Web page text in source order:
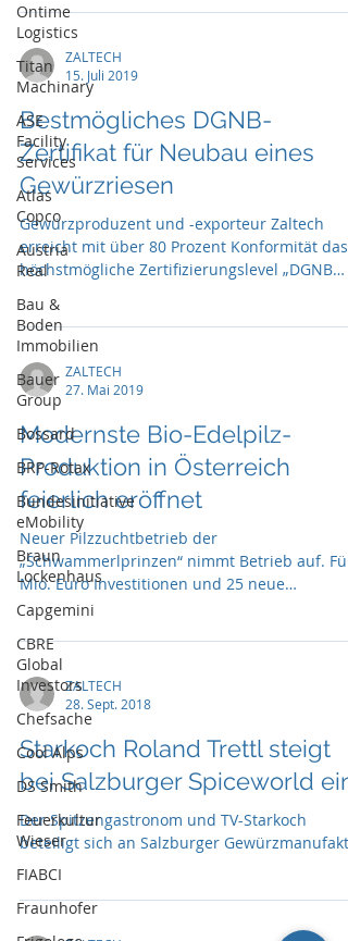
Ontime
Logistics
Titan
Machinary
ASE
Facility
Services
Atlas
Copco
Austria
Real
Bau &
Boden
Immobilien
Bauer
Group
Bossard
BRP-Rotax
Bundesinitiative
eMobility
Braun
Lockenhaus
Capgemini
CBRE
Global
Investors
Chefsache
Cool Alps
DS Smith
Feuerkultur
Wieser
FIABCI
Fraunhofer
ZALTECH
15. Juli 2019
Bestmögliches DGNB-
Zertifikat für Neubau eines
Gewürzriesen
Gewürzproduzent und -exporteur Zaltech
erreicht mit über 80 Prozent Konformität das
höchstmögliche Zertifizierungslevel „DGNB
ZALTECH
27. Mai 2019
Modernste Bio-Edelpilz-
Produktion in Österreich
feierlich eröffnet
Neuer Pilzzuchtbetrieb der
„Schwammerlprinzen“ nimmt Betrieb auf.
Mio. Euro Investitionen und 25 neue
Arbeitsplätze in Perschling
ZALTECH
28. Sept. 2018
Starkoch Roland Trettl steigt
bei Salzburger Spiceworld ein
Der Spitzengastronom und TV-Starkoch
beteiligt sich an Salzburger